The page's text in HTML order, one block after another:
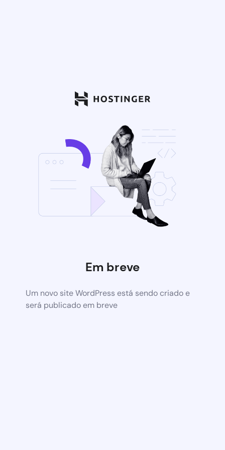
Em breve
Um novo site WordPress está sendo criado e
será publicado em breve